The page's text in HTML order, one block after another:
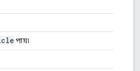
পায়৷